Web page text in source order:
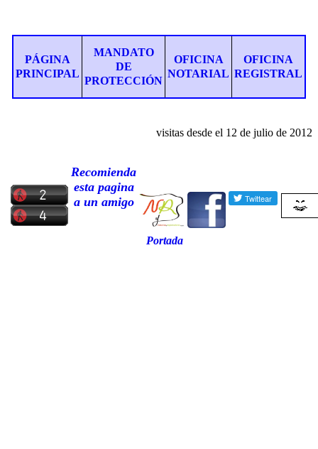
PÁGINA
PRINCIPAL
MANDATO
DE
PROTECCIÓN
OFICINA
NOTARIAL
OFICINA
REGISTRAL
visitas desde el 12 de julio de 2012
Recomienda
esta pagina
a un amigo
Portada